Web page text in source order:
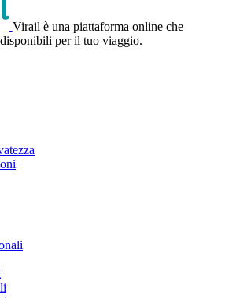
Virail è una piattaforma online che
per il tuo viaggio.